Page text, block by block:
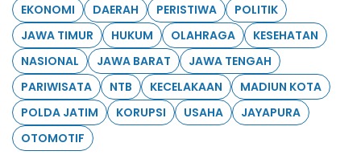
EKONOMI
DAERAH PERISTIWA
POLITIK
JAWA TIMUR
HUKUM OLAHRAGA
KESEHATAN
NASIONAL
JAWA BARAT
JAWA TENGAH
PARIWISATA
NTB KECELAKAAN
MADIUN KOTA
POLDA JATIM
KORUPSI USAHA
JAYAPURA
OTOMOTIF